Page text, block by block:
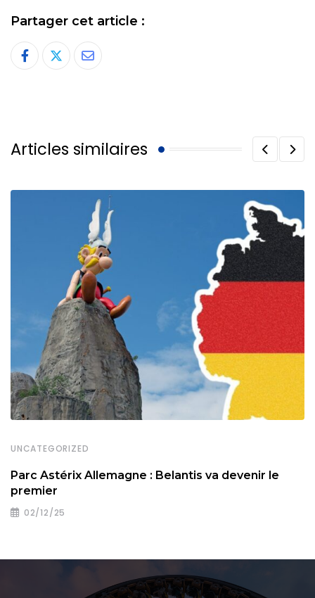
Partager cet article :
Share
Articles similaires
UNCATEGORIZED
Parc Astérix Allemagne : Belantis va devenir le
premier
02/12/25